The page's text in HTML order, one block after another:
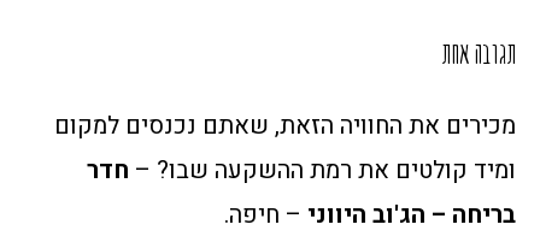
תגובה אחת
מכירים את החוויה הזאת, שאתם נכנסים למקום
ומיד קולטים את רמת ההשקעה שבו? – חדר
בריחה – הג'וב היווני – חיפה.